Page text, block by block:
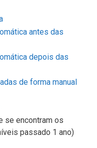
antes das
depois das
de forma manual
se encontram os
passado 1 ano)